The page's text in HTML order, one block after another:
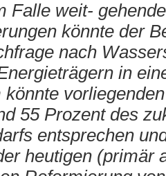
Falle weit-
könnte der
nach
in
55 Prozent des
entsprechen
heutigen (primär